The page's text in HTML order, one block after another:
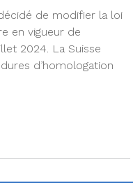
de modifier la loi
en vigueur de
2024. La Suisse
d’homologation